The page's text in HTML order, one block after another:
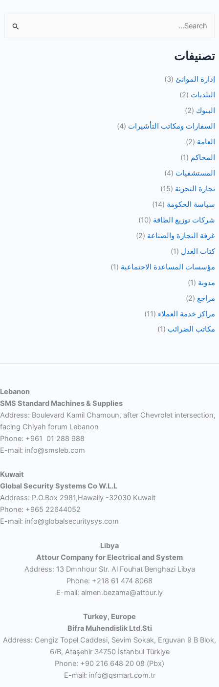
ح
ث
ع
ن
تصنيفات
إدارة الموانئ (3)
البلديات (2)
البنوك (2)
السفارات ومكاتب التأشيرات (4)
العامة (2)
المحاكم (1)
المستشفيات (4)
تجارة التجزئة (15)
سياسة الحكومة (14)
شركات توزيع الطاقة (10)
غرفة التجارة والصناعة (2)
كتاب العدل (1)
مؤسسات المساعدة الاجتماعية (1)
مدونة (1)
مراجع (2)
مراكز خدمة العملاء (11)
مكاتب الضرائب (1)
Lebanon
SMS Standard Machines & Supplies
Address: Boulevard Kamil Chamoun, after Chevrolet intersection,
facing Chiyah forum Lebanon
Phone: +961 01 288 988
E-mail: info@smsleb.com
Kuwait
Global Security Systems Co W.L.L
Address: P.O.Box 2981,Hawally -32030 Kuwait
Phone: +965 22644052
E-mail: info@globalsecuritysys.com
Libya
Attour Company for Electrical and System
Address: 13 Dmnhour Str. Al Fouhat Benghazi Libya
Phone: +218 61 474 8068
E-mail: aimen.bezama@attour.ly
Turkey, Europe
Bifra Muhendislik Ltd.Sti
Address: Cengiz Topel Caddesi, Sevim Sokak, Erguvan 9 B Blok,
6/B, Ataşehir 34750 İstanbul Türkiye
Phone: +90 216 648 20 08 (Pbx)
E-mail: info@qsmart.com.tr